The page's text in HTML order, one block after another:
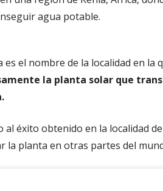
agua potable.
es el nombre de la localidad en la
la planta solar que
al éxito obtenido en la localidad
la planta en otras partes del